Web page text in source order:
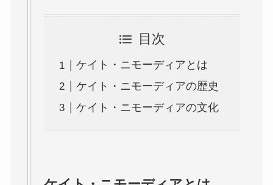
目次
ケイト・ニモーディアとは
ケイト・ニモーディアの歴史
ケイト・ニモーディアの文化